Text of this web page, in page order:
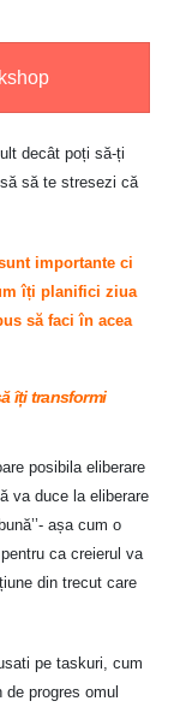
decât poți să-ți
să te stresezi că
importante ci
îți planifici ziua
să faci în acea
îți transformi
posibila eliberare
va duce la eliberare
așa cum o
ca creierul va
din trecut care
pe taskuri, cum
progres omul